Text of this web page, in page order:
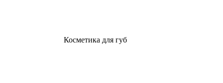
Косметика для губ